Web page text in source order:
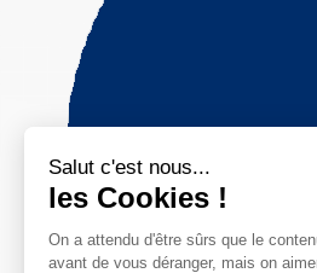
Salut c'est nous...
les Cookies !
On a attendu d'être sûrs que le
avant de vous déranger, mais on